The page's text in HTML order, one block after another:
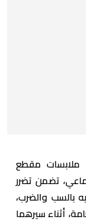
ملابسات مقطع
تضمن تضرر
بالسب والضرب،
أثناء سيرهما